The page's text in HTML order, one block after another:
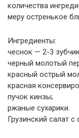
количества
меру остренькое
Ингредиенты:
чеснок — 2-3
черный молотый
красный острый
красная
пучок кинзы;
ржаные сухарики.
Грузинский салат